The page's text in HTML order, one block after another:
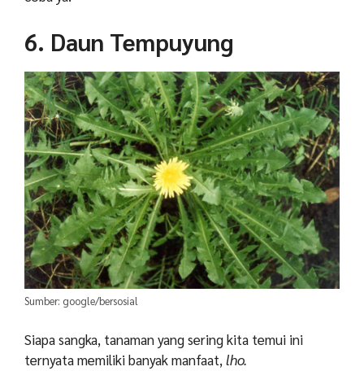
6. Daun Tempuyung
Sumber: google/bersosial
Siapa sangka, tanaman yang sering kita temui ini
ternyata memiliki banyak manfaat, lho.